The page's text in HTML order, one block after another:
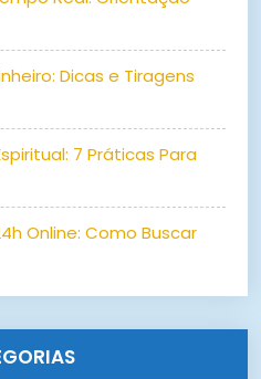
Dicas e Tiragens
7 Práticas Para
Online: Como Buscar